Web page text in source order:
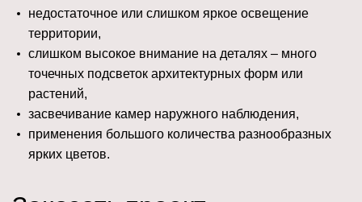
недостаточное или слишком яркое освещение
территории,
слишком высокое внимание на деталях – много
точечных подсветок архитектурных форм или
растений,
засвечивание камер наружного наблюдения,
применения большого количества разнообразных
ярких цветов.